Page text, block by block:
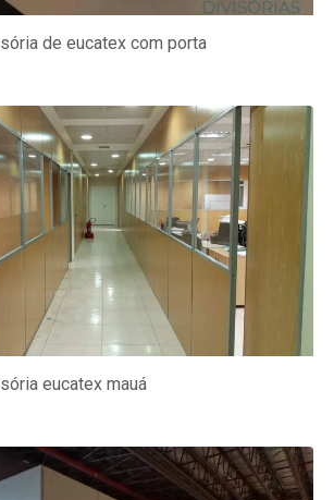
de eucatex com porta
eucatex mauá